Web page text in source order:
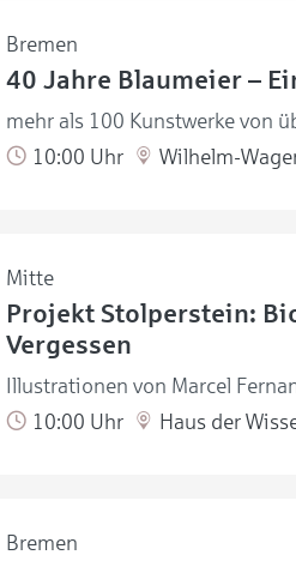
Bremen
40 Jahre Blaumeier –
mehr als 100 Kunstwerke von
10:00 Uhr
Wilhelm-
Mitte
Projekt Stolperstein:
Vergessen
Illustrationen von Marcel
10:00 Uhr
Haus der
Bremen